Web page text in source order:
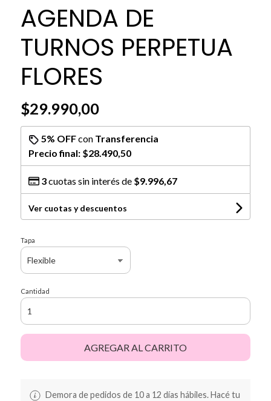
AGENDA DE
TURNOS PERPETUA
FLORES
$29.990,00
5% OFFcon Transferencia
Precio final: $28.490,50
3cuotas sin interés de $9.996,67
Ver cuotas y descuentos
Tapa
Cantidad
AGREGAR AL CARRITO
Demora de pedidos de 10 a 12 días hábiles. Hacé tu